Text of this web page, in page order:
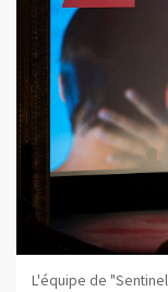
L'équipe de